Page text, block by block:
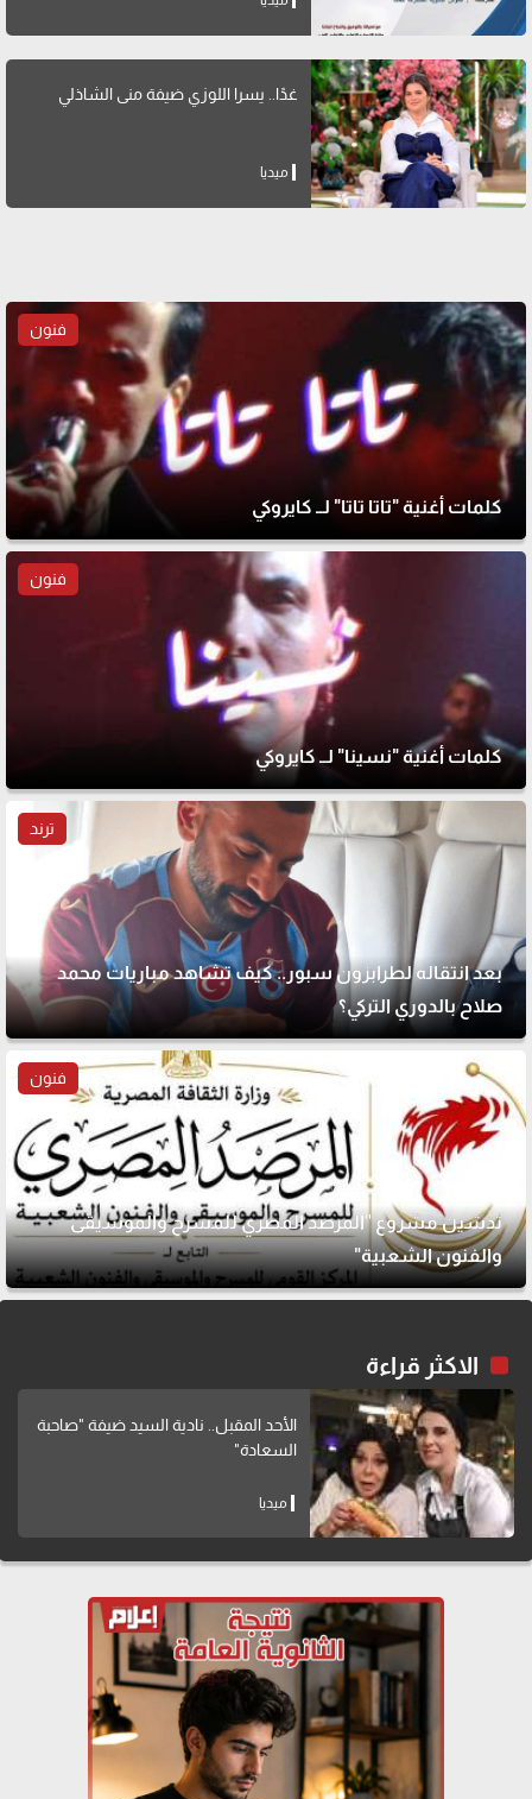
غدًا.. يسرا اللوزي ضيفة منى الشاذلي
ميديا
فنون
كلمات أغنية "تاتا تاتا" لــ كايروكي
فنون
كلمات أغنية "نسينا" لــ كايروكي
ترند
بعد انتقاله لطرابزون سبور.. كيف تشاهد مباريات محمد
صلاح بالدوري التركي؟
فنون
تدشين مشروع "المرصد المصري للمسرح والموسيقى
والفنون الشعبية"
الاكثر قراءة
الأحد المقبل.. نادية السيد ضيفة "صاحبة
السعادة"
ميديا